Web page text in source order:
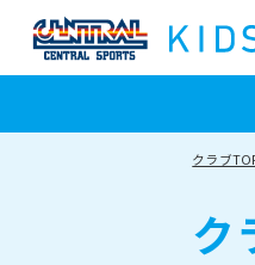
クラブ
ク